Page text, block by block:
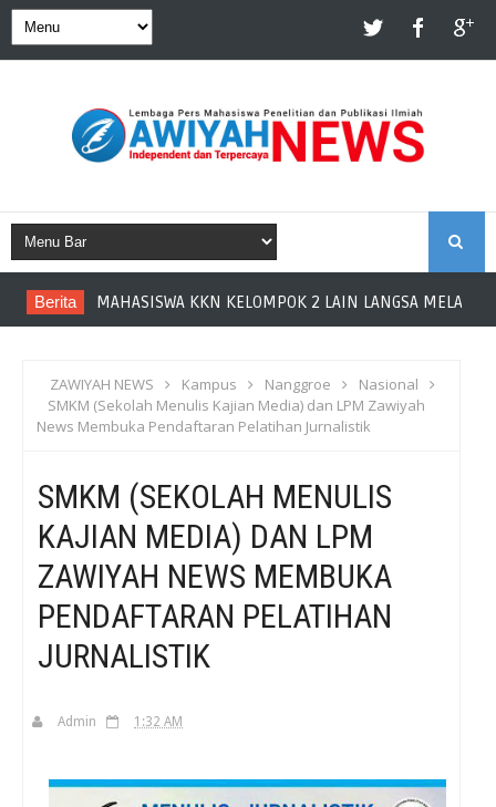
Berita MAHASISWA KKN KELOMPOK 2 LAIN LANGSA
ZAWIYAH NEWS Kampus Nanggroe
Nasional
SMKM (Sekolah Menulis Kajian Media) dan LPM Zawiyah
News Membuka Pendaftaran Pelatihan Jurnalistik
SMKM (SEKOLAH MENULIS
KAJIAN MEDIA) DAN LPM
ZAWIYAH NEWS MEMBUKA
PENDAFTARAN PELATIHAN
JURNALISTIK
Admin 1:32 AM